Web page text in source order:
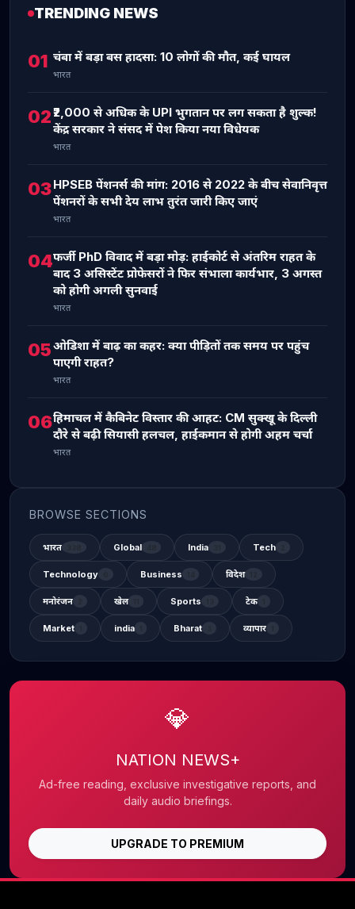
TRENDING NEWS
01 चंबा में बड़ा बस हादसा: 10 लोगों की मौत, कई घायल
भारत
02₹2,000 से अधिक के UPI भुगतान पर लग सकता है शुल्क!
केंद्र सरकार ने संसद में पेश किया नया विधेयक
भारत
03HPSEB पेंशनर्स की मांग: 2016 से 2022 के बीच सेवानिवृत्त
पेंशनरों के सभी देय लाभ तुरंत जारी किए जाएं
भारत
04फर्जी PhD विवाद में बड़ा मोड़: हाईकोर्ट से अंतरिम राहत के
बाद 3 असिस्टेंट प्रोफेसरों ने फिर संभाला कार्यभार, 3 अगस्त
को होगी अगली सुनवाई
भारत
05ओडिशा में बाढ़ का कहर: क्या पीड़ितों तक समय पर पहुंच
पाएगी राहत?
भारत
06हिमाचल में कैबिनेट विस्तार की आहट: CM सुक्खू के दिल्ली
दौरे से बढ़ी सियासी हलचल, हाईकमान से होगी अहम चर्चा
भारत
BROWSE SECTIONS
भारत Global India Tech
Technology Business विदेश
मनोरंजन खेल Sports टेक
Market india Bharat व्यापार
💎
NATION NEWS+
Ad-free reading, exclusive investigative reports, and
daily audio briefings.
UPGRADE TO PREMIUM